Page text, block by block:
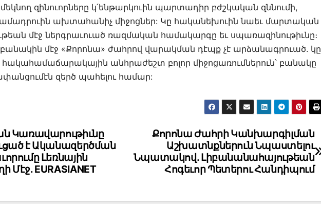
զինուորները կ՛ենթարկուին պարտադիր բժշկական զննումի,
ախտահանիչ միջոցներ: Կը հականեխուին նաեւ մարտական
մէջ ներգրաւուած ռազմական համակարգը եւ սպառազինութիւնը։
մէջ «Քորոնա» ժահրով վարակման դէպք չէ արձանագրուած. կը
հակահամաճարակային անհրաժեշտ բոլոր միջոցառումներուն՝ բանակը
զերծ պահելու համար:
Քորոնա Ժահրի Կանխարգիլման
Աշխատնքներուն Նպաստելու
Նպատակով. Լիբանանահայութեան
Հոգեւոր Պետերու Հանդիպում
Կառավարութիւնը
է Ականազերծման
Լեռնային
EURASIANET